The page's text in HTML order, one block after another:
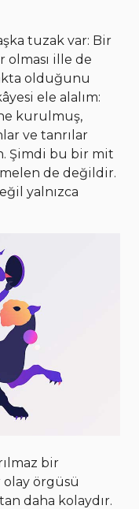
tuzak var: Bir
olması ille de
olduğunu
ele alalım:
kurulmuş,
ve tanrılar
Şimdi bu bir mit
de değildir.
yalnızca
bir
olay örgüsü
daha kolaydır.